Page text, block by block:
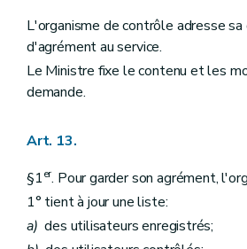
L'organisme de contrôle adresse sa
d'agrément au service.
Le Ministre fixe le contenu et les
demande.
Art. 13.
§1er. Pour garder son agrément,
1° tient à jour une liste:
a) des utilisateurs enregistrés;